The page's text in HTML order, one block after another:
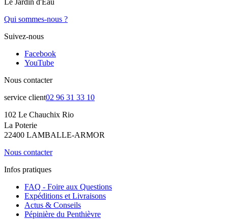
Le Jardin d'Eau
Qui sommes-nous ?
Suivez-nous
Facebook
YouTube
Nous contacter
service client02 96 31 33 10
102 Le Chauchix Rio
La Poterie
22400 LAMBALLE-ARMOR
Nous contacter
Infos pratiques
FAQ - Foire aux Questions
Expéditions et Livraisons
Actus & Conseils
Pépinière du Penthièvre